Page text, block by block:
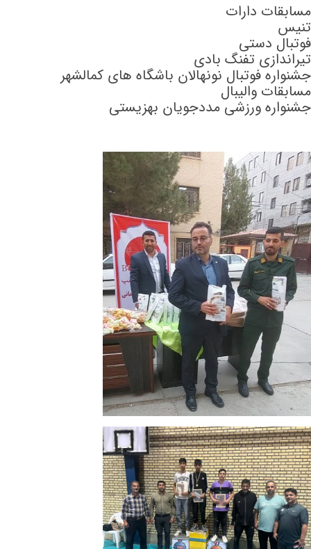
مسابقات دارات
تنیس
فوتبال دستی
تیراندازی تفنگ بادی
جشنواره فوتبال نونهالان باشگاه های کمالشهر
مسابقات والیبال
جشنواره ورزشی مددجویان بهزیستی